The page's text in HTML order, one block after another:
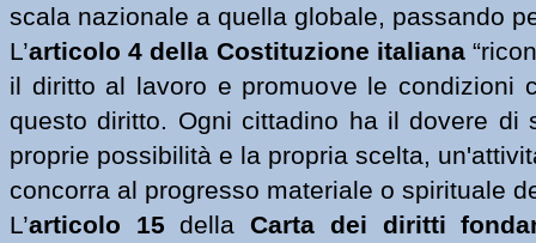
scala nazionale a quella globale, passando
L’articolo 4 della Costituzione italiana “
il diritto al lavoro e promuove le condizioni
questo diritto. Ogni cittadino ha il dovere di
proprie possibilità e la propria scelta,
concorra al progresso materiale o spirituale
L’articolo 15 della Carta dei diritti